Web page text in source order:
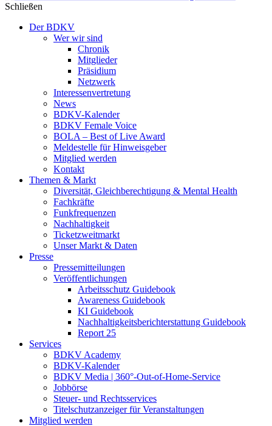
Schließen
Der BDKV
Wer wir sind
Chronik
Mitglieder
Präsidium
Netzwerk
Interessenvertretung
News
BDKV-Kalender
BDKV Female Voice
BOLA – Best of Live Award
Meldestelle für Hinweisgeber
Mitglied werden
Kontakt
Themen & Markt
Diversität, Gleichberechtigung & Mental Health
Fachkräfte
Funkfrequenzen
Nachhaltigkeit
Ticketzweitmarkt
Unser Markt & Daten
Presse
Pressemitteilungen
Veröffentlichungen
Arbeitsschutz Guidebook
Awareness Guidebook
KI Guidebook
Nachhaltigkeitsberichterstattung Guidebook
Report 25
Services
BDKV Academy
BDKV-Kalender
BDKV Media | 360°-Out-of-Home-Service
Jobbörse
Steuer- und Rechtsservices
Titelschutzanzeiger für Veranstaltungen
Mitglied werden